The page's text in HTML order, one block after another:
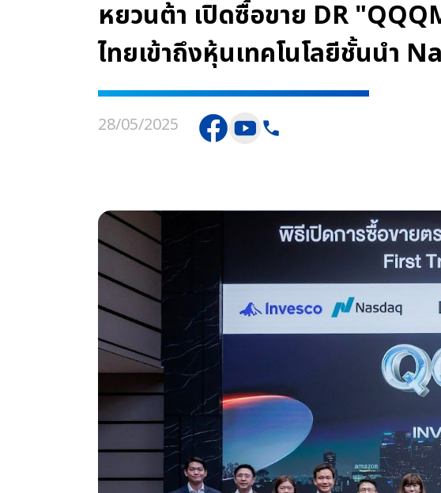
หยวนต้า เปิดซื้อขาย DR
ไทยเข้าถึงหุ้นเทคโนโลยีชั้นนำ
28/05/2025